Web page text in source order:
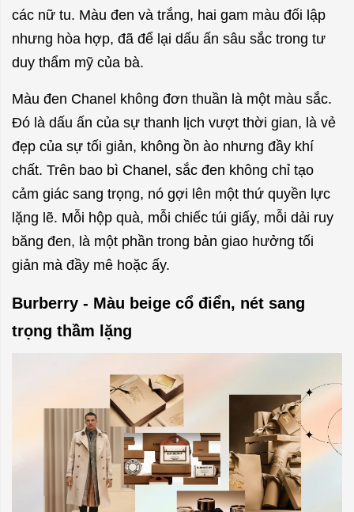
các nữ tu. Màu đen và trắng, hai gam màu đối lập
nhưng hòa hợp, đã để lại dấu ấn sâu sắc trong tư
duy thẩm mỹ của bà.
Màu đen Chanel không đơn thuần là một màu sắc.
Đó là dấu ấn của sự thanh lịch vượt thời gian, là vẻ
đẹp của sự tối giản, không ồn ào nhưng đầy khí
chất. Trên bao bì Chanel, sắc đen không chỉ tạo
cảm giác sang trọng, nó gợi lên một thứ quyền lực
lặng lẽ. Mỗi hộp quà, mỗi chiếc túi giấy, mỗi dải ruy
băng đen, là một phần trong bản giao hưởng tối
giản mà đầy mê hoặc ấy.
Burberry - Màu beige cổ điển, nét sang
trọng thầm lặng